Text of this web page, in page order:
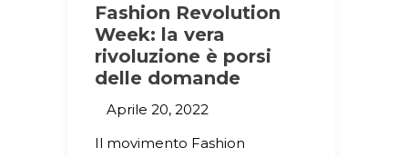
Fashion Revolution
Week: la vera
rivoluzione è porsi
delle domande
Aprile 20, 2022
Il movimento Fashion